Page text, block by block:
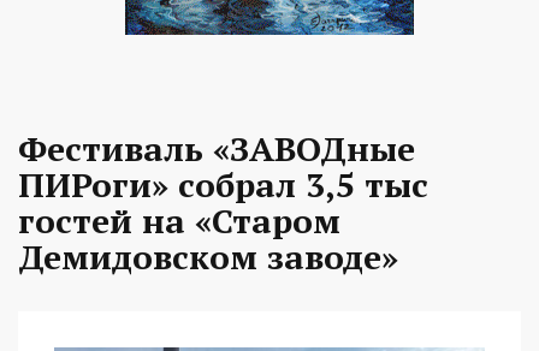
Фестиваль «ЗАВОДные
ПИРоги» собрал 3,5 тыс
гостей на «Старом
Демидовском заводе»